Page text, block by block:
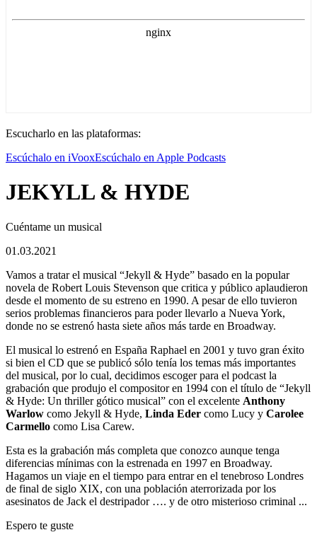
Escucharlo en las plataformas:
Escúchalo en iVooxEscúchalo en Apple Podcasts
JEKYLL & HYDE
Cuéntame un musical
01.03.2021
Vamos a tratar el musical “Jekyll & Hyde” basado en la popular
novela de Robert Louis Stevenson que critica y público aplaudieron
desde el momento de su estreno en 1990. A pesar de ello tuvieron
serios problemas financieros para poder llevarlo a Nueva York,
donde no se estrenó hasta siete años más tarde en Broadway.
El musical lo estrenó en España Raphael en 2001 y tuvo gran éxito
si bien el CD que se publicó sólo tenía los temas más importantes
del musical, por lo cual, decidimos escoger para el podcast la
grabación que produjo el compositor en 1994 con el título de “Jekyll
& Hyde: Un thriller gótico musical” con el excelente Anthony
Warlow como Jekyll & Hyde, Linda Eder como Lucy y Carolee
Carmello como Lisa Carew.
Esta es la grabación más completa que conozco aunque tenga
diferencias mínimas con la estrenada en 1997 en Broadway.
Hagamos un viaje en el tiempo para entrar en el tenebroso Londres
de final de siglo XIX, con una población aterrorizada por los
asesinatos de Jack el destripador …. y de otro misterioso criminal ...
Espero te guste